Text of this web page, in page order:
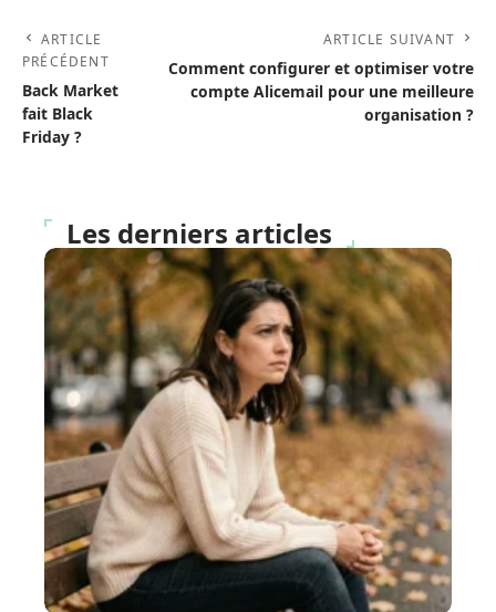
ARTICLE
PRÉCÉDENT
Back Market
fait Black
Friday ?
ARTICLE SUIVANT
Comment configurer et optimiser votre
compte Alicemail pour une meilleure
organisation ?
Les derniers articles